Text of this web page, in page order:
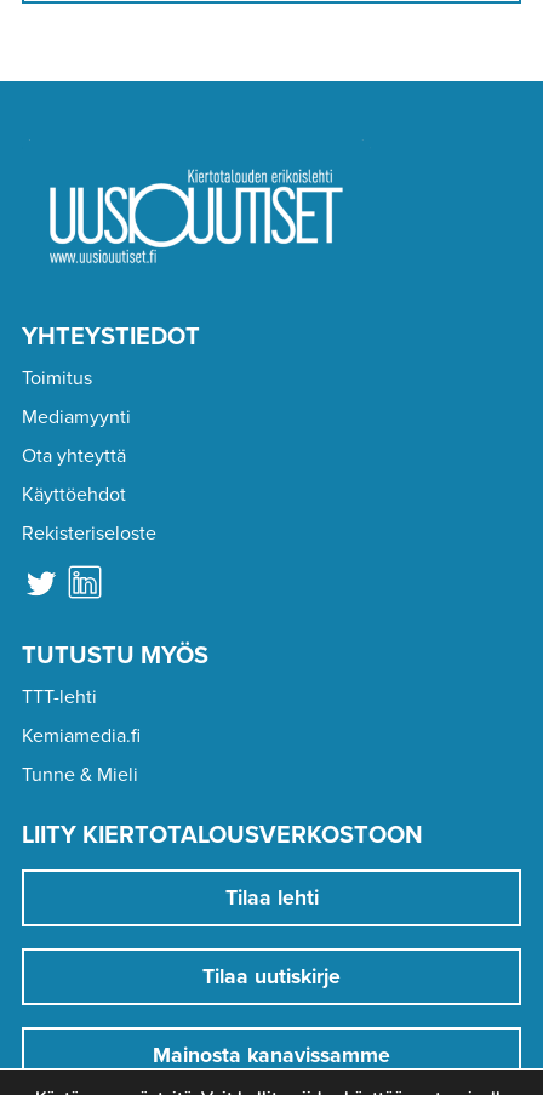
YHTEYSTIEDOT
Toimitus
Mediamyynti
Ota yhteyttä
Käyttöehdot
Rekisteriseloste
TUTUSTU MYÖS
TTT-lehti
Kemiamedia.fi
Tunne & Mieli
LIITY KIERTOTALOUSVERKOSTOON
Tilaa lehti
Tilaa uutiskirje
Mainosta kanavissamme